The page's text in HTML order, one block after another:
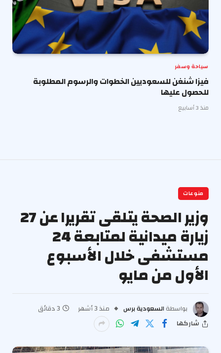
سياحة وسفر
فيزا شنغن للسعوديين الخطوات والرسوم المطلوبة
للحصول عليها
منذ 3 أسابيع
منوعات
وزير الصحة يتلقى تقريرا عن 27
زيارة ميدانية لمتابعة 24
مستشفى خلال الأسبوع
الأول من مايو
بواسطة السعودية برس منذ 3 أشهر
3 دقائق
شاركها